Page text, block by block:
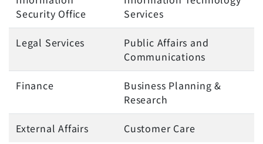
Security Office
Services
Legal Services
Public Affairs and
Communications
Finance
Business Planning &
Research
External Affairs Customer Care